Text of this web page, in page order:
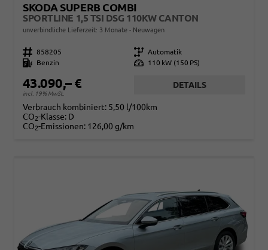
SKODA SUPERB COMBI
SPORTLINE 1,5 TSI DSG 110KW CANTON
unverbindliche Lieferzeit: 3 Monate Neuwagen
Fahrzeugnr. 858205 Getriebe Automatik
Kraftstoff
Benzin Leistung 110 kW (150 PS)
43.090,– €
incl. 19% MwSt.
DETAILS
Verbrauch kombiniert: 5,50 l/100km
CO2-Klasse: D
CO2-Emissionen: 126,00 g/km